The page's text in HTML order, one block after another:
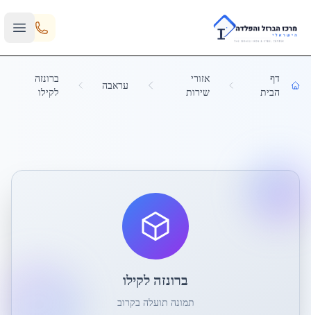
Skip to main content
דף
הבית
אזורי
שירות
עראבה
ברונזה
לקילו
ברונזה לקילו
תמונה תועלה בקרוב